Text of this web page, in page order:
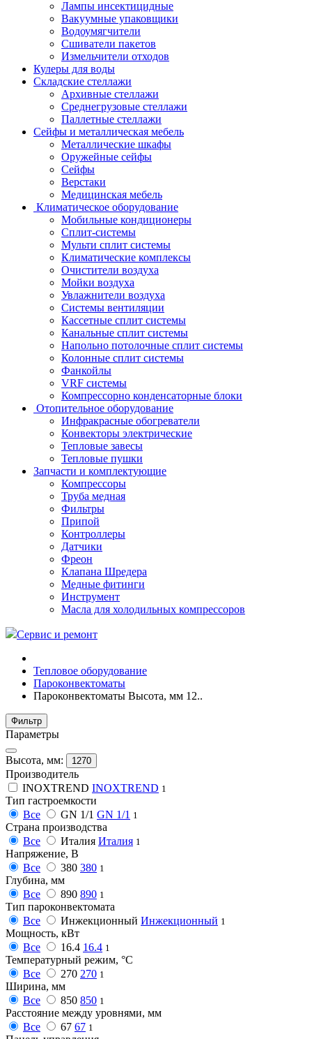
Лампы инсектицидные
Вакуумные упаковщики
Водоумягчители
Сшиватели пакетов
Измельчители отходов
Кулеры для воды
Складские стеллажи
Архивные стеллажи
Среднегрузовые стеллажи
Паллетные стеллажи
Сейфы и металлическая мебель
Металлические шкафы
Оружейные сейфы
Сейфы
Верстаки
Медицинская мебель
Климатическое оборудование
Мобильные кондиционеры
Сплит-системы
Мульти сплит системы
Климатические комплексы
Очистители воздуха
Мойки воздуха
Увлажнители воздуха
Системы вентиляции
Кассетные сплит системы
Канальные сплит системы
Напольно потолочные сплит системы
Колонные сплит системы
Фанкойлы
VRF системы
Компрессорно конденсаторные блоки
Отопительное оборудование
Инфракрасные обогреватели
Конвекторы электрические
Тепловые завесы
Тепловые пушки
Запчасти и комплектующие
Компрессоры
Труба медная
Фильтры
Припой
Контроллеры
Датчики
Фреон
Клапана Шредера
Медные фитинги
Инструмент
Масла для холодильных компрессоров
Сервис и ремонт
Тепловое оборудование
Пароконвектоматы
Пароконвектоматы Высота, мм 12..
Фильтр
Параметры
Высота, мм: 1270
Производитель
INOXTREND INOXTREND 1
Тип гастроемкости
Все
GN 1/1 GN 1/1 1
Страна производства
Все
Италия Италия 1
Напряжение, В
Все
380 380 1
Глубина, мм
Все
890 890 1
Тип пароконвектомата
Все
Инжекционный Инжекционный 1
Мощность, кВт
Все
16.4 16.4 1
Температурный режим, °C
Все
270 270 1
Ширина, мм
Все
850 850 1
Расстояние между уровнями, мм
Все
67 67 1